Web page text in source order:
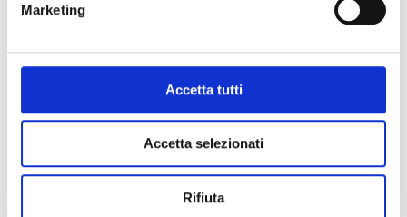
Marketing
Accetta tutti
Accetta selezionati
Rifiuta